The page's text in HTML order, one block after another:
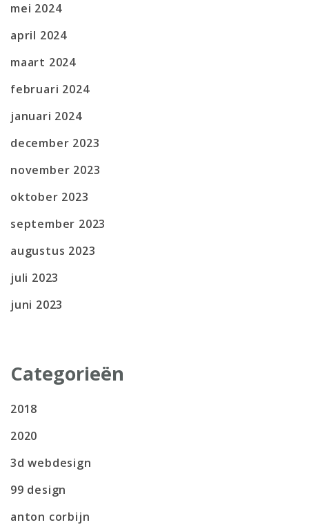
mei 2024
april 2024
maart 2024
februari 2024
januari 2024
december 2023
november 2023
oktober 2023
september 2023
augustus 2023
juli 2023
juni 2023
Categorieën
2018
2020
3d webdesign
99 design
anton corbijn